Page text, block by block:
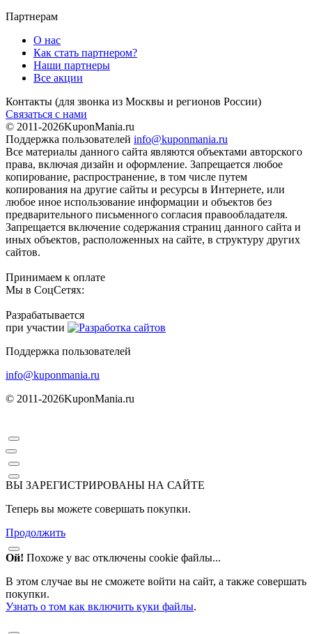
Партнерам
О нас
Как стать партнером?
Наши партнеры
Все акции
Контакты (для звонка из Москвы и регионов России)
Связаться с нами
© 2011-2026KuponMania.ru
Поддержка пользователей info@kuponmania.ru
Все материалы данного сайта являются объектами авторского
права, включая дизайн и оформление. Запрещается любое
копирование, распространение, в том числе путем
копирования на другие сайты и ресурсы в Интернете, или
любое иное использование информации и объектов без
предварительного письменного согласия правообладателя.
Запрещается включение содержания страниц данного сайта и
иных объектов, расположенных на сайте, в структуру других
сайтов.
Принимаем к оплате
Мы в СоцСетях:
Разрабатывается
при участии
Поддержка пользователей
info@kuponmania.ru
© 2011-2026KuponMania.ru
ВЫ ЗАРЕГИСТРИРОВАНЫ НА САЙТЕ
Теперь вы можете совершать покупки.
Продолжить
Ой! Похоже у вас отключены cookie файлы...
В этом случае вы не сможете войти на сайт, а также совершать
покупки.
Узнать о том как включить куки файлы.